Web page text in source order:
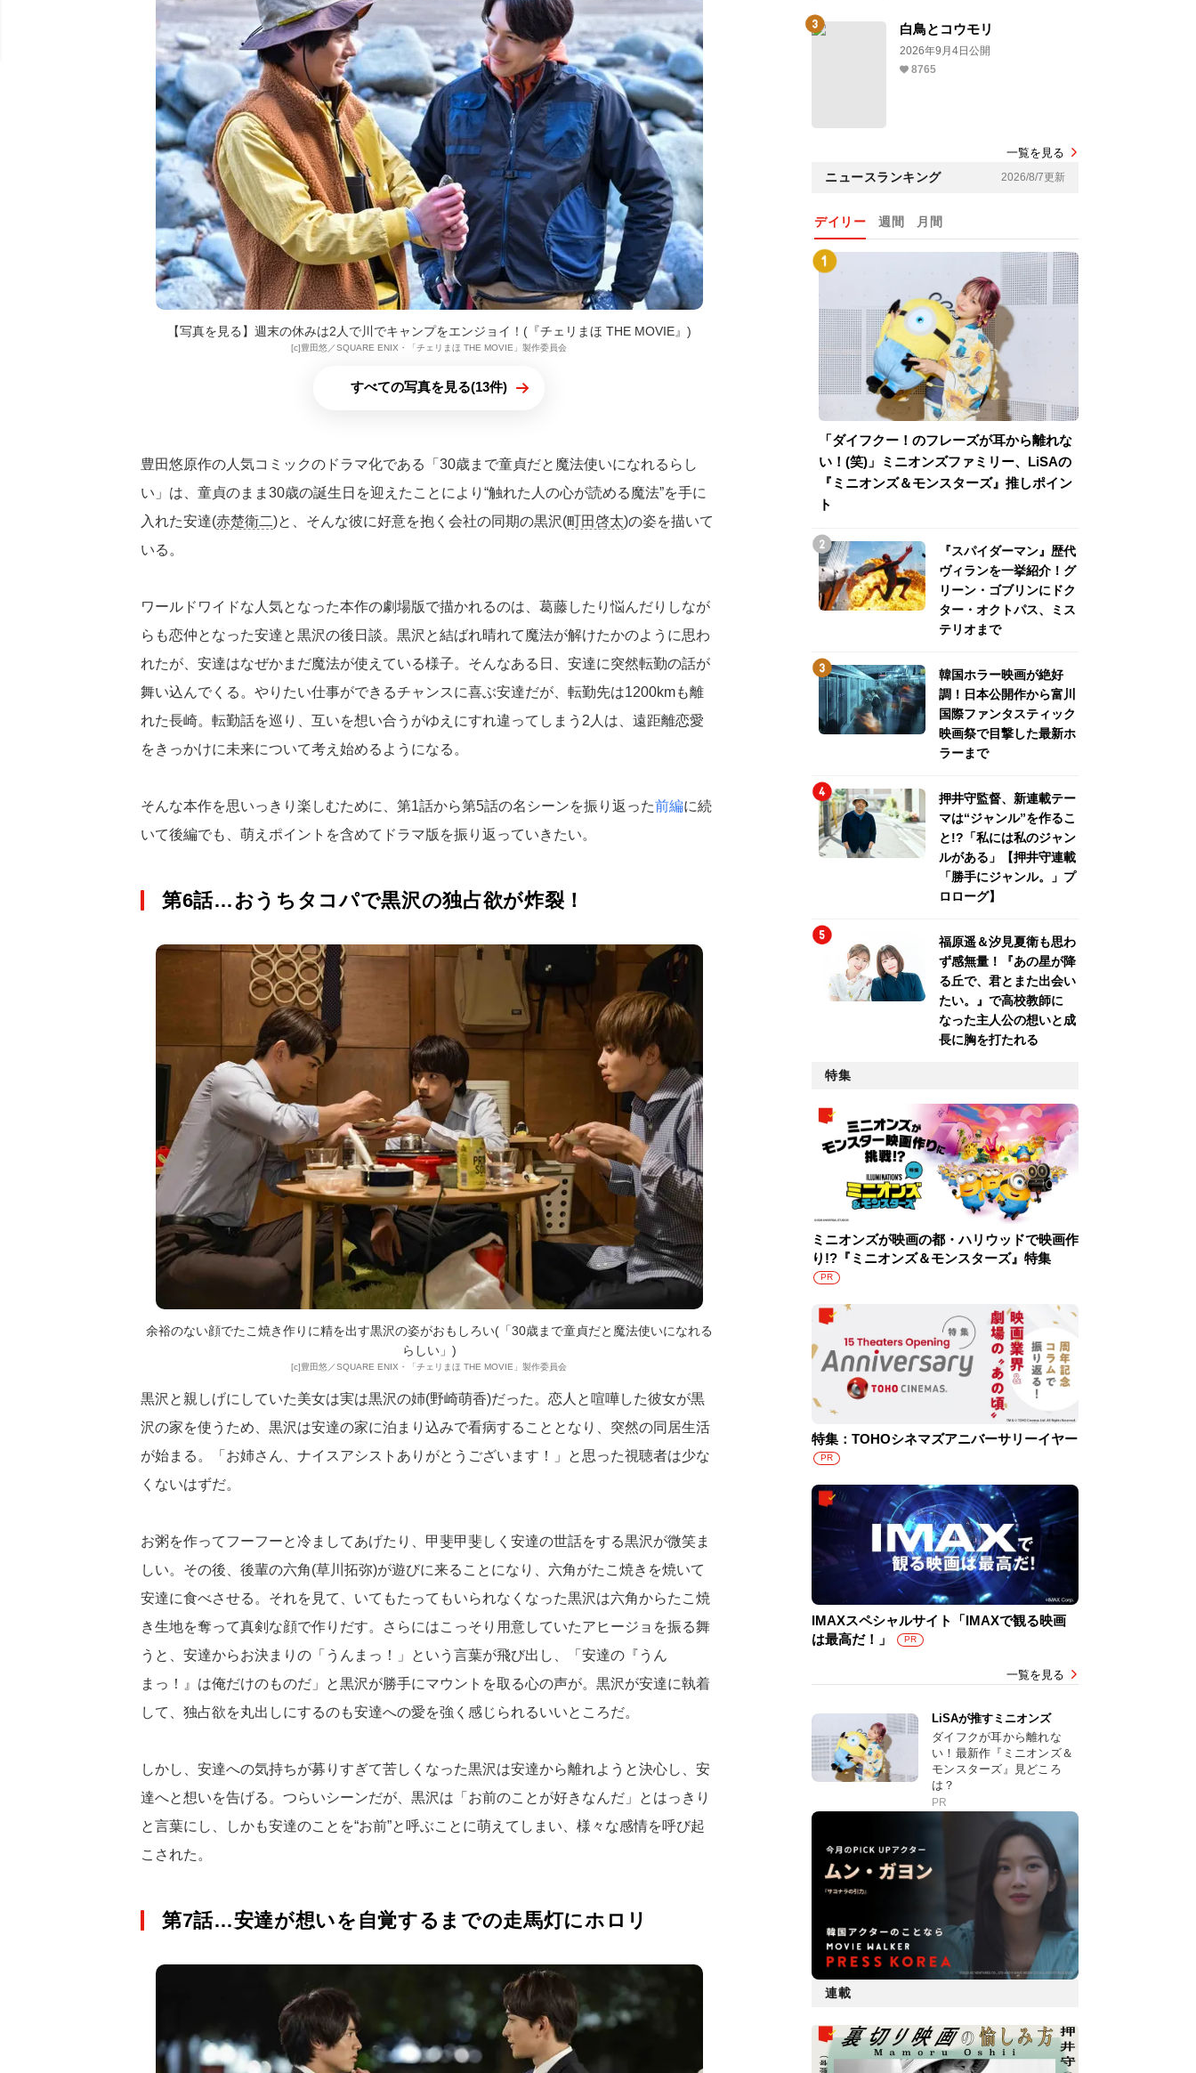
【写真を見る】週末の休みは2人で川でキャンプをエンジョイ！(『チェリまほ THE MOVIE』)
[c]豊⽥悠／SQUARE ENIX・「チェリまほ THE MOVIE」製作委員会
すべての写真を見る(13件)
豊田悠原作の人気コミックのドラマ化である「30歳まで童貞だと魔法使いになれるらし
い」は、童貞のまま30歳の誕生日を迎えたことにより“触れた人の心が読める魔法”を手に
入れた安達(赤楚衛二)と、そんな彼に好意を抱く会社の同期の黒沢(町田啓太)の姿を描いて
いる。
ワールドワイドな人気となった本作の劇場版で描かれるのは、葛藤したり悩んだりしなが
らも恋仲となった安達と黒沢の後日談。黒沢と結ばれ晴れて魔法が解けたかのように思わ
れたが、安達はなぜかまだ魔法が使えている様子。そんなある日、安達に突然転勤の話が
舞い込んでくる。やりたい仕事ができるチャンスに喜ぶ安達だが、転勤先は1200kmも離
れた長崎。転勤話を巡り、互いを想い合うがゆえにすれ違ってしまう2人は、遠距離恋愛
をきっかけに未来について考え始めるようになる。
そんな本作を思いっきり楽しむために、第1話から第5話の名シーンを振り返った前編に続
いて後編でも、萌えポイントを含めてドラマ版を振り返っていきたい。
第6話…おうちタコパで黒沢の独占欲が炸裂！
余裕のない顔でたこ焼き作りに精を出す黒沢の姿がおもしろい(「30歳まで童貞だと魔法使いになれる
らしい」)
[c]豊⽥悠／SQUARE ENIX・「チェリまほ THE MOVIE」製作委員会
黒沢と親しげにしていた美女は実は黒沢の姉(野崎萌香)だった。恋人と喧嘩した彼女が黒
沢の家を使うため、黒沢は安達の家に泊まり込みで看病することとなり、突然の同居生活
が始まる。「お姉さん、ナイスアシストありがとうございます！」と思った視聴者は少な
くないはずだ。
お粥を作ってフーフーと冷ましてあげたり、甲斐甲斐しく安達の世話をする黒沢が微笑ま
しい。その後、後輩の六角(草川拓弥)が遊びに来ることになり、六角がたこ焼きを焼いて
安達に食べさせる。それを見て、いてもたってもいられなくなった黒沢は六角からたこ焼
き生地を奪って真剣な顔で作りだす。さらにはこっそり用意していたアヒージョを振る舞
うと、安達からお決まりの「うんまっ！」という言葉が飛び出し、「安達の『うん
まっ！』は俺だけのものだ」と黒沢が勝手にマウントを取る心の声が。黒沢が安達に執着
して、独占欲を丸出しにするのも安達への愛を強く感じられるいいところだ。
しかし、安達への気持ちが募りすぎて苦しくなった黒沢は安達から離れようと決心し、安
達へと想いを告げる。つらいシーンだが、黒沢は「お前のことが好きなんだ」とはっきり
と言葉にし、しかも安達のことを“お前”と呼ぶことに萌えてしまい、様々な感情を呼び起
こされた。
第7話…安達が想いを自覚するまでの走馬灯にホロリ
白鳥とコウモリ
2026年9月4日公開
8765
一覧を見る
ニュースランキング 2026/8/7更新
デイリー 週間 月間
「ダイフクー！のフレーズが耳から離れな
い！(笑)」ミニオンズファミリー、LiSAの
『ミニオンズ＆モンスターズ』推しポイン
ト
『スパイダーマン』歴代
ヴィランを一挙紹介！グ
リーン・ゴブリンにドク
ター・オクトパス、ミス
テリオまで
韓国ホラー映画が絶好
調！日本公開作から富川
国際ファンタスティック
映画祭で目撃した最新ホ
ラーまで
押井守監督、新連載テー
マは“ジャンル”を作るこ
と!?「私には私のジャン
ルがある」【押井守連載
「勝手にジャンル。」プ
ロローグ】
福原遥＆汐見夏衛も思わ
ず感無量！『あの星が降
る丘で、君とまた出会い
たい。』で高校教師に
なった主人公の想いと成
長に胸を打たれる
特集
ミニオンズが映画の都・ハリウッドで映画作
り!?『ミニオンズ＆モンスターズ』特集
PR
特集：TOHOシネマズアニバーサリーイヤー
PR
IMAXスペシャルサイト「IMAXで観る映画
は最高だ！」
PR
一覧を見る
LiSAが推すミニオンズ
ダイフクが耳から離れな
い！最新作『ミニオンズ＆
モンスターズ』見どころ
は？
PR
連載